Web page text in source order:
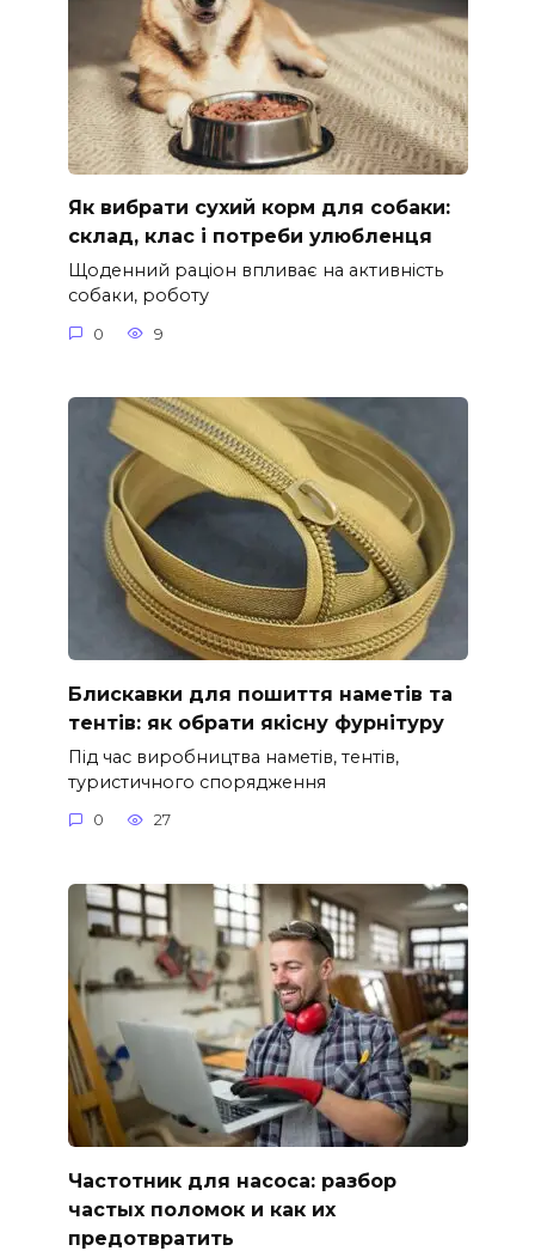
Як вибрати сухий корм для собаки:
склад, клас і потреби улюбленця
Щоденний раціон впливає на активність
собаки, роботу
0 9
Блискавки для пошиття наметів та
тентів: як обрати якісну фурнітуру
Під час виробництва наметів, тентів,
туристичного спорядження
0 27
Частотник для насоса: разбор
частых поломок и как их
предотвратить